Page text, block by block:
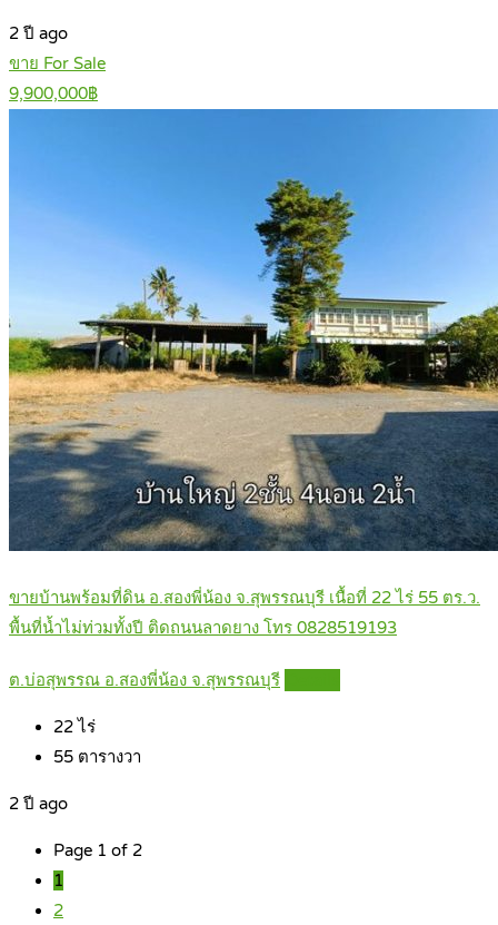
2 ปี ago
ขาย For Sale
9,900,000฿
ขายบ้านพร้อมที่ดิน อ.สองพี่น้อง จ.สุพรรณบุรี เนื้อที่ 22 ไร่ 55 ตร.ว.
พื้นที่น้ำไม่ท่วมทั้งปี ติดถนนลาดยาง โทร 0828519193
ต.บ่อสุพรรณ อ.สองพี่น้อง จ.สุพรรณบุรี
22ไร่
55 ตารางวา
2 ปี ago
Page 1 of 2
1
2